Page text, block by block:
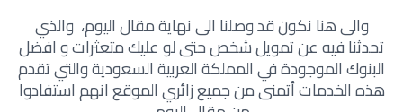
والى هنا نكون قد وصلنا الى نهاية مقال اليوم، والذي
تحدثنا فيه عن تمويل شخص حتى لو عليك متعثرات و افضل
البنوك الموجودة في المملكة العربية السعودية والتي تقدم
هذه الخدمات أتمنى من جميع زائري الموقع انهم استفادوا